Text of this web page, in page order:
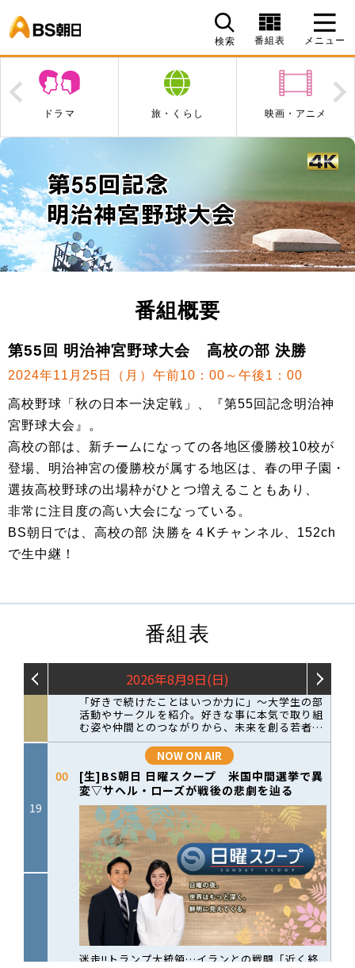
検索 番組表 メニュー
ドラマ 旅・くらし 映画・アニメ
Prev
番組概要
第55回 明治神宮野球大会 高校の部 決勝
2024年11月25日（月）午前10：00～午後1：00
高校野球「秋の日本一決定戦」、『第55回記念明治神
宮野球大会』。
高校の部は、新チームになっての各地区優勝校10校が
登場、明治神宮の優勝校が属する地区は、春の甲子園・
選抜高校野球の出場枠がひとつ増えることもあり、
非常に注目度の高い大会になっている。
BS朝日では、高校の部 決勝を４Kチャンネル、152ch
で生中継！
番組表